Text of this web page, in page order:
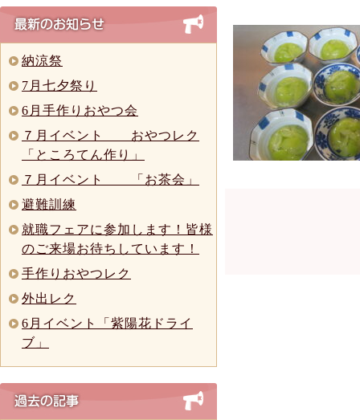
納涼祭
7月七夕祭り
6月手作りおやつ会
７月イベント おやつレク
「ところてん作り」
７月イベント 「お茶会」
避難訓練
就職フェアに参加します！皆様
のご来場お待ちしています！
手作りおやつレク
外出レク
6月イベント「紫陽花ドライ
ブ」